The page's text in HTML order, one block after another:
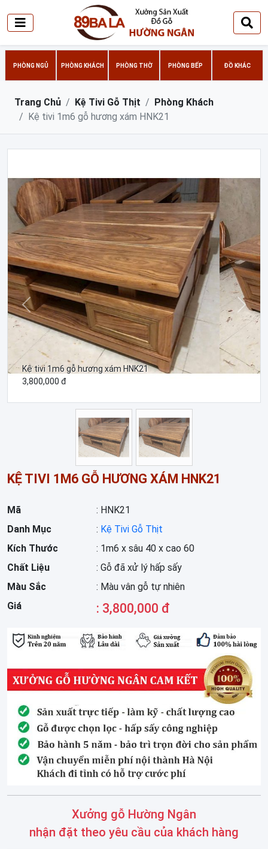
PHÒNG NGỦ PHÒNG KHÁCH PHÒNG THỜ PHÒNG BẾP ĐỒ KHÁC
Trang Chủ Kệ Tivi Gỗ Thịt
Phòng Khách
Kệ tivi 1m6 gỗ hương xám HNK21
Kệ tivi 1m6 gỗ hương xám HNK21
3,800,000 đ
Trước Sau
KỆ TIVI 1M6 GỖ HƯƠNG XÁM HNK21
Mã
: HNK21
Danh Mục
: Kệ Tivi Gỗ Thịt
Kích Thước
: 1m6 x sâu 40 x cao 60
Chất Liệu
: Gỗ đã xử lý hấp sấy
Màu Sắc
: Màu vân gỗ tự nhiên
Giá
: 3,800,000 đ
Xưởng gỗ Hường Ngân
nhận đặt theo yêu cầu của khách hàng